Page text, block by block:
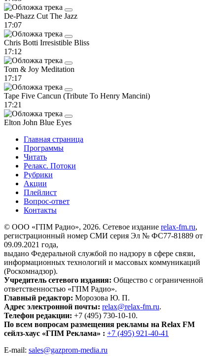
De-Phazz Cut The Jazz
17:07
Chris Botti Irresistible Bliss
17:12
Tom & Joy Meditation
17:17
Tape Five Cancun (Tribute To Henry Mancini)
17:21
Elton John Blue Eyes
Главная страница
Программы
Читать
Релакс. Потоки
Рубрики
Акции
Плейлист
Вопрос-ответ
Контакты
© ООО «ГПМ Радио», 2026. Сетевое издание relax-fm.ru,
регистрационный номер СМИ серия Эл № ФС77-81889 от
09.09.2021 года,
выдано Федеральной службой по надзору в сфере связи,
информационных технологий и массовых коммуникаций
(Роскомнадзор).
Учредитель сетевого издания: Общество с ограниченной
ответственностью «ГПМ Радио».
Главный редактор: Морозова Ю. П.
Адрес электронной почты: relax@relax-fm.ru.
Телефон редакции: +7 (495) 730-10-10.
По всем вопросам размещения рекламы на Relax FM
сейлз-хаус «ГПМ Реклама» : +7 (495) 921-40-41
E-mail: sales@gazprom-media.ru